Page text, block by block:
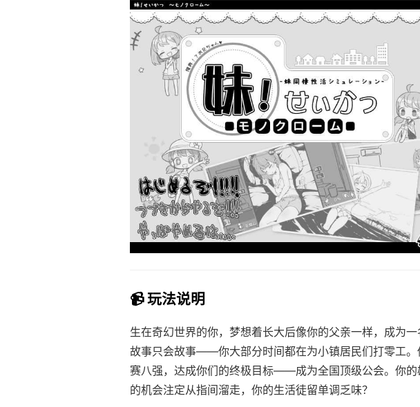
📹 玩法说明
生在奇幻世界的你，梦想着长大后像你的父亲一样，成为一
故事只会故事——你大部分时间都在为小镇居民们打零工。
赛八强，达成你们的终极目标——成为全国顶级公会。你的
的机会注定从指间溜走，你的生活徒留单调乏味？